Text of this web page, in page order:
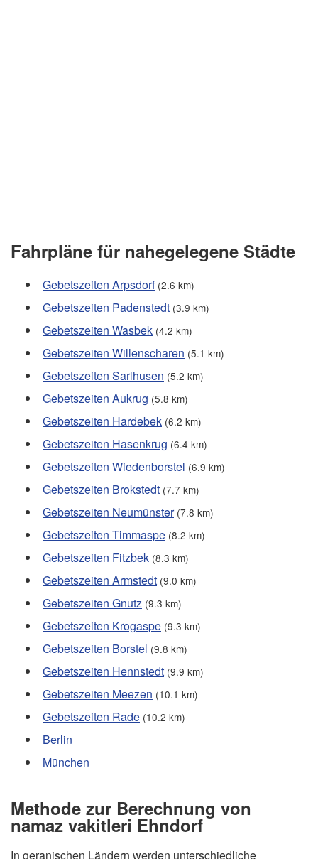
Fahrpläne für nahegelegene Städte
Gebetszeiten Arpsdorf (2.6 km)
Gebetszeiten Padenstedt (3.9 km)
Gebetszeiten Wasbek (4.2 km)
Gebetszeiten Willenscharen (5.1 km)
Gebetszeiten Sarlhusen (5.2 km)
Gebetszeiten Aukrug (5.8 km)
Gebetszeiten Hardebek (6.2 km)
Gebetszeiten Hasenkrug (6.4 km)
Gebetszeiten Wiedenborstel (6.9 km)
Gebetszeiten Brokstedt (7.7 km)
Gebetszeiten Neumünster (7.8 km)
Gebetszeiten Timmaspe (8.2 km)
Gebetszeiten Fitzbek (8.3 km)
Gebetszeiten Armstedt (9.0 km)
Gebetszeiten Gnutz (9.3 km)
Gebetszeiten Krogaspe (9.3 km)
Gebetszeiten Borstel (9.8 km)
Gebetszeiten Hennstedt (9.9 km)
Gebetszeiten Meezen (10.1 km)
Gebetszeiten Rade (10.2 km)
Berlin
München
Methode zur Berechnung von
namaz vakitleri Ehndorf
In geranischen Ländern werden unterschiedliche